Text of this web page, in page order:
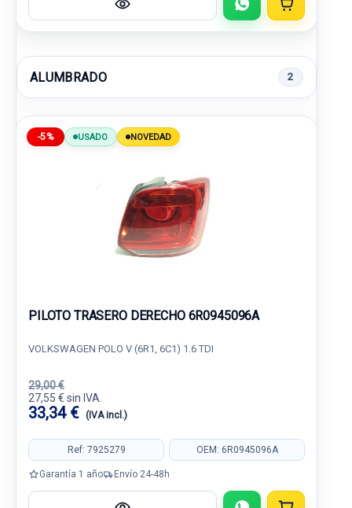
ALUMBRADO 2
-5% USADO NOVEDAD
PILOTO TRASERO DERECHO 6R0945096A
VOLKSWAGEN POLO V (6R1, 6C1) 1.6 TDI
29,00 €
27,55 € sin IVA.
33,34 € (IVA incl.)
Ref: 7925279 OEM: 6R0945096A
Garantía 1 año Envío 24-48h